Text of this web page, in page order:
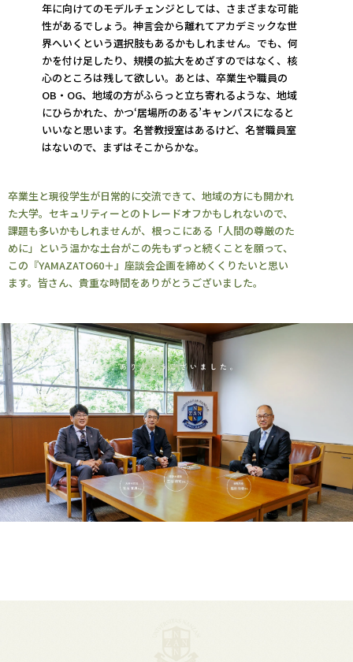
年に向けてのモデルチェンジとしては、さまざまな可能
性があるでしょう。神言会から離れてアカデミックな世
界へいくという選択肢もあるかもしれません。でも、何
かを付け足したり、規模の拡大をめざすのではなく、核
心のところは残して欲しい。あとは、卒業生や職員の
OB・OG、地域の方がふらっと立ち寄れるような、地域
にひらかれた、かつ‘居場所のある’キャンパスになると
いいなと思います。名誉教授室はあるけど、名誉職員室
はないので、まずはそこからかな。
卒業生と現役学生が日常的に交流できて、地域の方にも開かれ
た大学。セキュリティーとのトレードオフかもしれないので、
課題も多いかもしれませんが、根っこにある「人間の尊厳のた
めに」という温かな土台がこの先もずっと続くことを願って、
この『YAMAZATO60＋』座談会企画を締めくくりたいと思い
ます。皆さん、貴重な時間をありがとうございました。